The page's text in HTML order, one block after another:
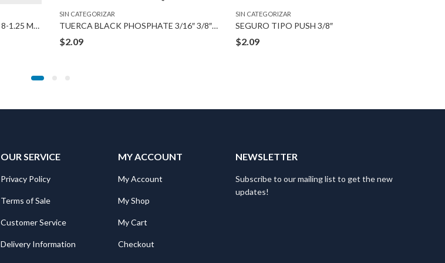
TUERCA PUSH ON TYPE ZINC 8-1.25 MM BOLT
SIN CATEGORIZAR
TUERCA BLACK PHOSPHATE 3/16″ 3/8″X5/8″
$2.09
SIN CATEGORIZAR
SEGURO TIPO PUSH 3/8″
$2.09
OUR SERVICE
Privacy Policy
Terms of Sale
Customer Service
Delivery Information
MY ACCOUNT
My Account
My Shop
My Cart
Checkout
NEWSLETTER
Subscribe to our mailing list to get the new
updates!